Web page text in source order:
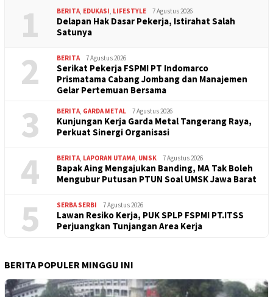
1 BERITA EDUKASI LIFESTYLE 7 Agustus 2026
Delapan Hak Dasar Pekerja, Istirahat Salah
Satunya
2 BERITA 7 Agustus 2026
Serikat Pekerja FSPMI PT Indomarco
Prismatama Cabang Jombang dan Manajemen
Gelar Pertemuan Bersama
3 BERITA GARDA METAL 7 Agustus 2026
Kunjungan Kerja Garda Metal Tangerang Raya,
Perkuat Sinergi Organisasi
4 BERITA LAPORAN UTAMA UMSK 7 Agustus 2026
Bapak Aing Mengajukan Banding, MA Tak Boleh
Mengubur Putusan PTUN Soal UMSK Jawa Barat
5 SERBA SERBI 7 Agustus 2026
Lawan Resiko Kerja, PUK SPLP FSPMI PT.ITSS
Perjuangkan Tunjangan Area Kerja
BERITA POPULER MINGGU INI